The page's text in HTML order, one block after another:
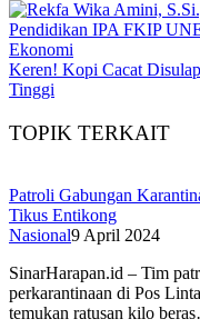
Ekonomi
Keren! Kopi Cacat
Tinggi
TOPIK TERKAIT
Patroli Gabungan
Tikus Entikong
Nasional9 April 2024
SinarHarapan.id – Tim
perkarantinaan di Pos
temukan ratusan kilo